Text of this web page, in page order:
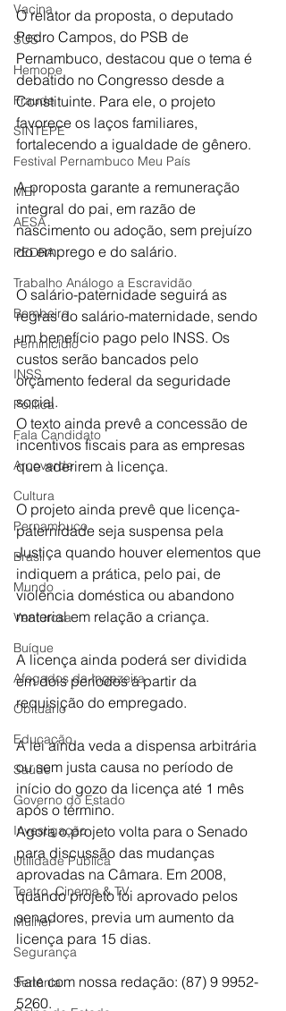
Vacina
SUS
Hemope
Fraude
SINTEPE
Festival Pernambuco Meu País
MEI
AESA
PEDRA
Trabalho Análogo a Escravidão
Bombeiro
Feminicídio
INSS
Política
Fala Candidato
Arcoverde
Cultura
Pernambuco
Brasil
Mundo
Venturosa
Buíque
Afogados da Ingazeira
Obituário
Educação
Saúde
Governo do Estado
Investigação
Utilidade Pública
Teatro, Cinema & TV
Mulher
Segurança
Sertânia
O relator da proposta, o deputado
Pedro Campos, do PSB de
Pernambuco, destacou que o tema é
debatido no Congresso desde a
Constituinte. Para ele, o projeto
favorece os laços familiares,
fortalecendo a igualdade de gênero.
A proposta garante a remuneração
integral do pai, em razão de
nascimento ou adoção, sem prejuízo
do emprego e do salário.
O salário-paternidade seguirá as
regras do salário-maternidade, sendo
um benefício pago pelo INSS. Os
custos serão bancados pelo
orçamento federal da seguridade
social.
O texto ainda prevê a concessão de
incentivos fiscais para as empresas
que aderirem à licença.
O projeto ainda prevê que licença-
paternidade seja suspensa pela
Justiça quando houver elementos que
indiquem a prática, pelo pai, de
violência doméstica ou abandono
material em relação a criança.
A licença ainda poderá ser dividida
em dois períodos a partir da
requisição do empregado.
A lei ainda veda a dispensa arbitrária
ou sem justa causa no período de
início do gozo da licença até 1 mês
após o término.
Agora o projeto volta para o Senado
para discussão das mudanças
aprovadas na Câmara. Em 2008,
quando projeto foi aprovado pelos
senadores, previa um aumento da
licença para 15 dias.
Fale com nossa redação: (87) 9 9952-
5260.